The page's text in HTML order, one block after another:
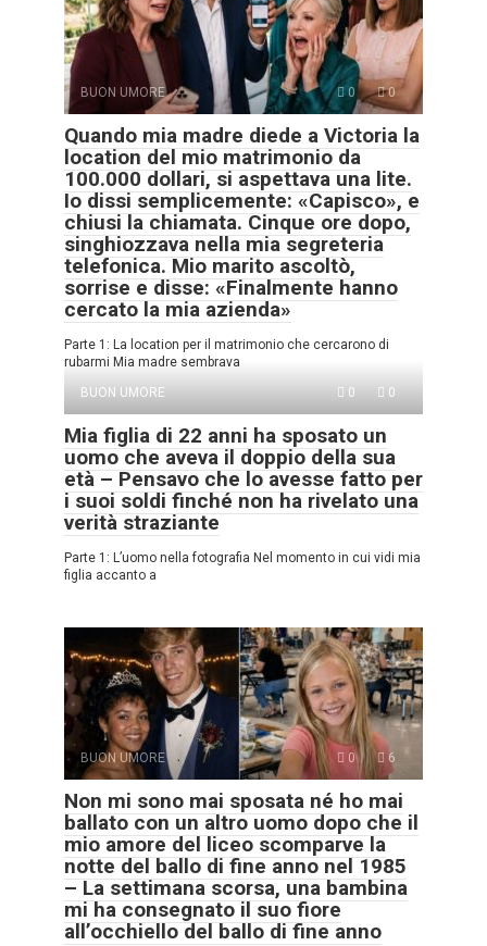
BUON UMORE 0 0
Quando mia madre diede a Victoria la
location del mio matrimonio da
100.000 dollari, si aspettava una lite.
Io dissi semplicemente: «Capisco», e
chiusi la chiamata. Cinque ore dopo,
singhiozzava nella mia segreteria
telefonica. Mio marito ascoltò,
sorrise e disse: «Finalmente hanno
cercato la mia azienda»
Parte 1: La location per il matrimonio che cercarono di
rubarmi Mia madre sembrava
BUON UMORE
0 0
Mia figlia di 22 anni ha sposato un
uomo che aveva il doppio della sua
età – Pensavo che lo avesse fatto per
i suoi soldi finché non ha rivelato una
verità straziante
Parte 1: L’uomo nella fotografia Nel momento in cui vidi mia
figlia accanto a
BUON UMORE 0 6
Non mi sono mai sposata né ho mai
ballato con un altro uomo dopo che il
mio amore del liceo scomparve la
notte del ballo di fine anno nel 1985
– La settimana scorsa, una bambina
mi ha consegnato il suo fiore
all’occhiello del ballo di fine anno